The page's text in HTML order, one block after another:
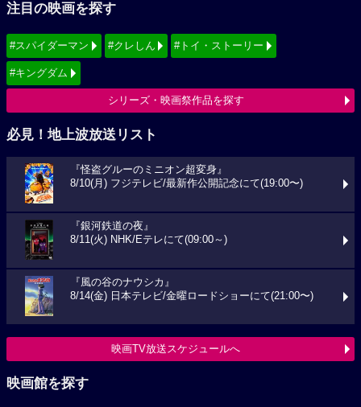
注目の映画を探す
#スパイダーマン #クレしん #トイ・ストーリー
#キングダム
シリーズ・映画祭作品を探す
必見！地上波放送リスト
『怪盗グルーのミニオン超変身』
8/10(月) フジテレビ/最新作公開記念にて(19:00〜)
『銀河鉄道の夜』
8/11(火) NHK/Eテレにて(09:00～)
『風の谷のナウシカ』
8/14(金) 日本テレビ/金曜ロードショーにて(21:00〜)
映画TV放送スケジュールへ
映画館を探す